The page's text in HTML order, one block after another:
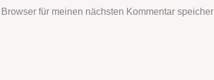
für meinen nächsten Kommentar